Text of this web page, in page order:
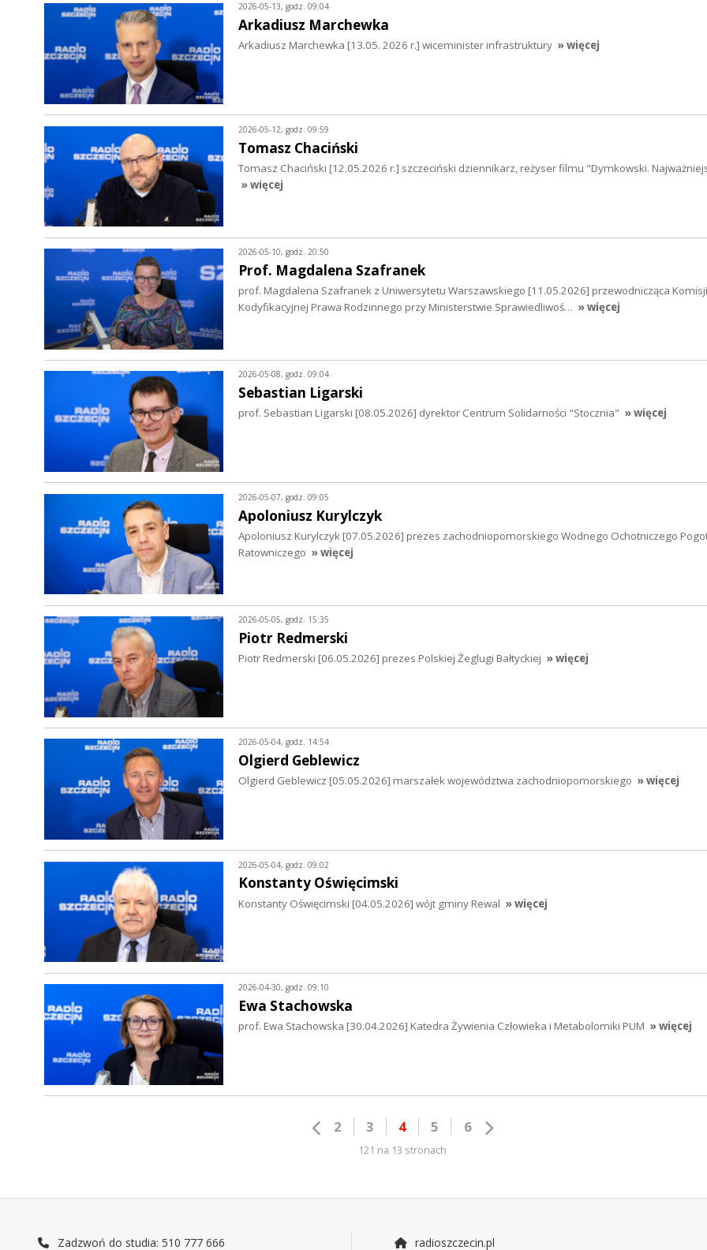
2026-05-13, godz. 09:04
Arkadiusz Marchewka
Arkadiusz Marchewka [13.05. 2026 r.] wiceminister infrastruktury » więcej
2026-05-12, godz. 09:59
Tomasz Chaciński
Tomasz Chaciński [12.05.2026 r.] szczeciński dziennikarz, reżyser filmu "Dymkowski.
» więcej
2026-05-10, godz. 20:50
Prof. Magdalena Szafranek
prof. Magdalena Szafranek z Uniwersytetu Warszawskiego [11.05.2026] przewodnicząca Komisji
Kodyfikacyjnej Prawa Rodzinnego przy Ministerstwie Sprawiedliwoś… » więcej
2026-05-08, godz. 09:04
Sebastian Ligarski
prof. Sebastian Ligarski [08.05.2026] dyrektor Centrum Solidarności "Stocznia" » więcej
2026-05-07, godz. 09:05
Apoloniusz Kurylczyk
Apoloniusz Kurylczyk [07.05.2026] prezes zachodniopomorskiego Wodnego Ochotniczego
Ratowniczego » więcej
2026-05-05, godz. 15:35
Piotr Redmerski
Piotr Redmerski [06.05.2026] prezes Polskiej Żeglugi Bałtyckiej » więcej
2026-05-04, godz. 14:54
Olgierd Geblewicz
Olgierd Geblewicz [05.05.2026] marszałek województwa zachodniopomorskiego » więcej
2026-05-04, godz. 09:02
Konstanty Oświęcimski
Konstanty Oświęcimski [04.05.2026] wójt gminy Rewal » więcej
2026-04-30, godz. 09:10
Ewa Stachowska
prof. Ewa Stachowska [30.04.2026] Katedra Żywienia Człowieka i Metabolomiki PUM » więcej
2 3 4 5 6
121 na 13 stronach
Zadzwoń do studia: 510 777 666 radioszczecin.pl